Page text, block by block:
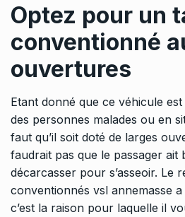
Optez pour un
conventionné
ouvertures
Etant donné que ce véhicule
des personnes malades ou en
faut qu’il soit doté de larges
faudrait pas que le passager ait
décarcasser pour s’asseoir. Le
conventionnés vsl annemasse a
c’est la raison pour laquelle il